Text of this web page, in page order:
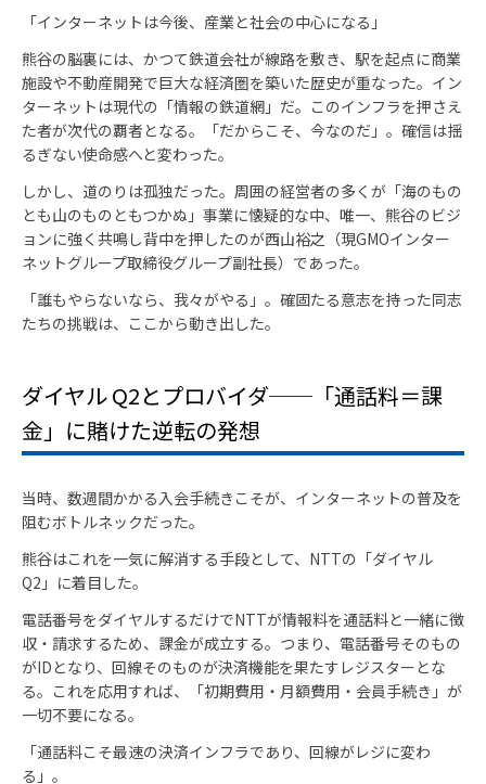
「インターネットは今後、産業と社会の中心になる」
熊谷の脳裏には、かつて鉄道会社が線路を敷き、駅を起点に商業
施設や不動産開発で巨大な経済圏を築いた歴史が重なった。イン
ターネットは現代の「情報の鉄道網」だ。このインフラを押さえ
た者が次代の覇者となる。「だからこそ、今なのだ」。確信は揺
るぎない使命感へと変わった。
しかし、道のりは孤独だった。周囲の経営者の多くが「海のもの
とも山のものともつかぬ」事業に懐疑的な中、唯一、熊谷のビジ
ョンに強く共鳴し背中を押したのが西山裕之（現GMOインター
ネットグループ取締役グループ副社長）であった。
「誰もやらないなら、我々がやる」。確固たる意志を持った同志
たちの挑戦は、ここから動き出した。
ダイヤル Q2とプロバイダ──「通話料＝課
金」に賭けた逆転の発想
当時、数週間かかる入会手続きこそが、インターネットの普及を
阻むボトルネックだった。
熊谷はこれを一気に解消する手段として、NTTの「ダイヤル
Q2」に着目した。
電話番号をダイヤルするだけでNTTが情報料を通話料と一緒に徴
収・請求するため、課金が成立する。つまり、電話番号そのもの
がIDとなり、回線そのものが決済機能を果たすレジスターとな
る。これを応用すれば、「初期費用・月額費用・会員手続き」が
一切不要になる。
「通話料こそ最速の決済インフラであり、回線がレジに変わ
る」。